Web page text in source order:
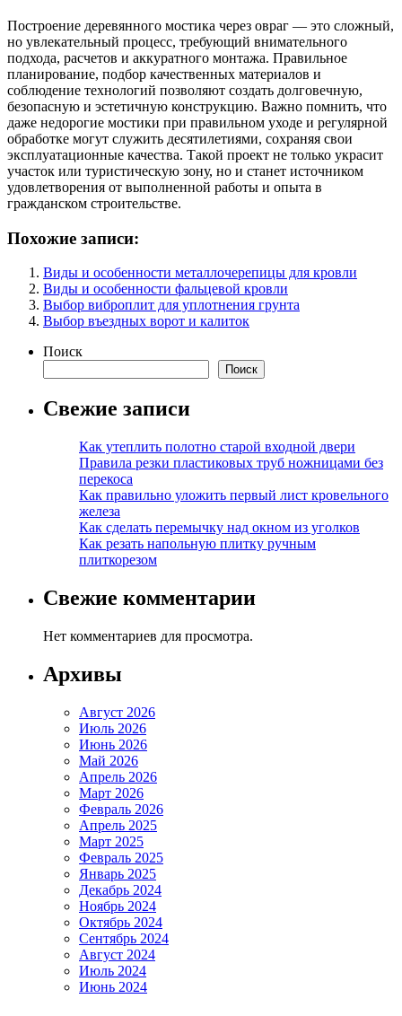
Построение деревянного мостика через овраг — это сложный,
но увлекательный процесс, требующий внимательного
подхода, расчетов и аккуратного монтажа. Правильное
планирование, подбор качественных материалов и
соблюдение технологий позволяют создать долговечную,
безопасную и эстетичную конструкцию. Важно помнить, что
даже недорогие мостики при правильном уходе и регулярной
обработке могут служить десятилетиями, сохраняя свои
эксплуатационные качества. Такой проект не только украсит
участок или туристическую зону, но и станет источником
удовлетворения от выполненной работы и опыта в
гражданском строительстве.
Похожие записи:
Виды и особенности металлочерепицы для кровли
Виды и особенности фальцевой кровли
Выбор виброплит для уплотнения грунта
Выбор въездных ворот и калиток
Поиск
Поиск
Свежие записи
Как утеплить полотно старой входной двери
Правила резки пластиковых труб ножницами без
перекоса
Как правильно уложить первый лист кровельного
железа
Как сделать перемычку над окном из уголков
Как резать напольную плитку ручным
плиткорезом
Свежие комментарии
Нет комментариев для просмотра.
Архивы
Август 2026
Июль 2026
Июнь 2026
Май 2026
Апрель 2026
Март 2026
Февраль 2026
Апрель 2025
Март 2025
Февраль 2025
Январь 2025
Декабрь 2024
Ноябрь 2024
Октябрь 2024
Сентябрь 2024
Август 2024
Июль 2024
Июнь 2024